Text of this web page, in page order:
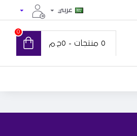
عربي
0 منتجات - 0ج.م
0